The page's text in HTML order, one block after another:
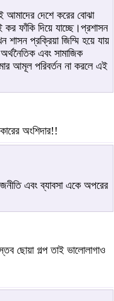
আমাদের দেশে করের বোঝা
কর ফাঁকি দিয়ে যাচ্ছে।প্রশাসন
শাসন প্রক্রিয়া জিম্মি হয়ে যায়
এবং সামাজিক
আমূল পরিবর্তন না করলে এই
অংশিদার!!
এবং ব্যাবসা একে অপরের
ছোয়া গল্প তাই ভালোলাগাও